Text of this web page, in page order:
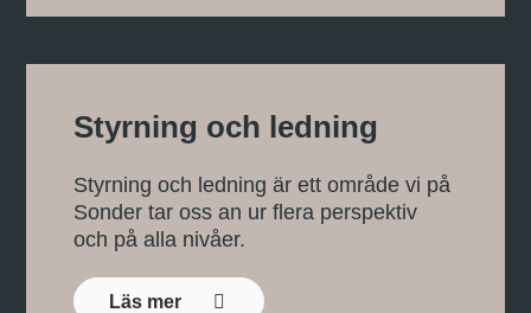
Styrning och ledning
Styrning och ledning är ett område vi på
Sonder tar oss an ur flera perspektiv
och på alla nivåer.
Läs mer